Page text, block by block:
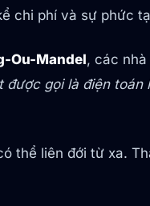
chi phí và sự phức
Ou-Mandel, các
được gọi là điện
thể liên đới từ xa.